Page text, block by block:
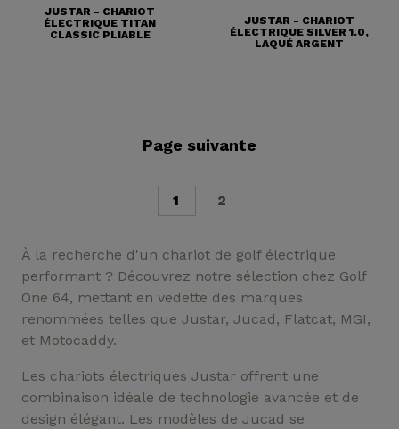
JUSTAR - CHARIOT
ÉLECTRIQUE TITAN
CLASSIC PLIABLE
JUSTAR - CHARIOT
ÉLECTRIQUE SILVER 1.0,
LAQUÉ ARGENT
Page suivante
1 2
À la recherche d'un chariot de golf électrique
performant ? Découvrez notre sélection chez Golf
One 64, mettant en vedette des marques
renommées telles que Justar, Jucad, Flatcat, MGI,
et Motocaddy.
Les chariots électriques Justar offrent une
combinaison idéale de technologie avancée et de
design élégant. Les modèles de Jucad se